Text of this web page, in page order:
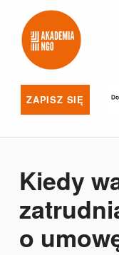
ZAPISZ SIĘ
Kiedy
o